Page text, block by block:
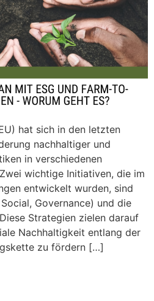
hat sich in den letzten
nachhaltiger und
in verschiedenen
wichtige Initiativen, die im
entwickelt wurden, sind
Governance) und die
Strategien zielen darauf
Nachhaltigkeit entlang der
zu fördern […]